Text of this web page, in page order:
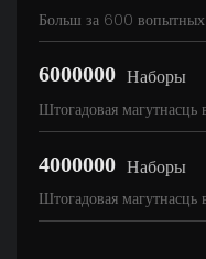
Больш за 600 вопытных
6000000 Наборы
Штогадовая магутнасць
камплектаў
4000000 Наборы
Штогадовая магутнасць
складае 4 мільёны